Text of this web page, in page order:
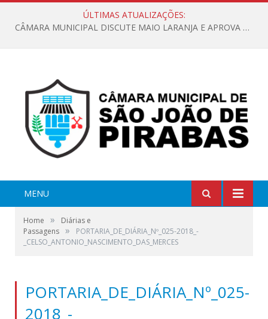
ÚLTIMAS ATUALIZAÇÕES:
CÂMARA MUNICIPAL DISCUTE MAIO LARANJA E APROVA REQUERIMENTO SOBRE SINALIZAÇÃO URBANA
MENU
Home »
Diárias e
Passagens »
PORTARIA_DE_DIÁRIA_Nº_025-2018_-
_CELSO_ANTONIO_NASCIMENTO_DAS_MERCES
PORTARIA_DE_DIÁRIA_Nº_025-
2018_-